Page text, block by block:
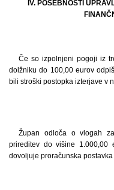
IV. POSEBNOSTI
Če so izpolnjeni pogoji iz
dolžniku do 100,00 eurov
bili stroški postopka izterjave v
Župan odloča o vlogah
prireditev do višine
dovoljuje proračunska postavka